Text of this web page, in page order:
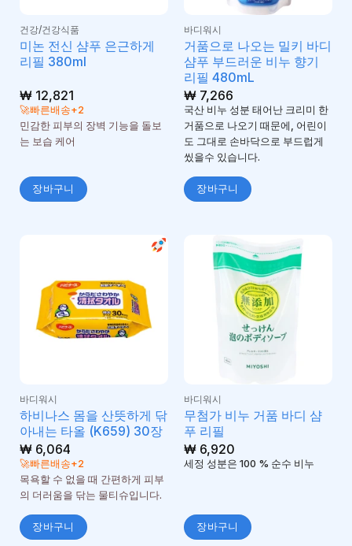
건강/건강식품
미논 전신 샴푸 은근하게
리필 380ml
₩12,821
🚀빠른배송+2
민감한 피부의 장벽 기능을 돌보
는 보습 케어
장바구니
바디워시
거품으로 나오는 밀키 바디
샴푸 부드러운 비누 향기
리필 480mL
₩7,266
국산 비누 성분 태어난 크리미 한
거품으로 나오기 때문에, 어린이
도 그대로 손바닥으로 부드럽게
씼을수 있습니다.
장바구니
바디워시
하비나스 몸을 산뜻하게 닦
아내는 타올 (K659) 30장
₩6,064
🚀빠른배송+2
목욕할 수 없을 때 간편하게 피부
의 더러움을 닦는 물티슈입니다.
장바구니
바디워시
무첨가 비누 거품 바디 샴
푸 리필
₩6,920
세정 성분은 100 % 순수 비누
장바구니